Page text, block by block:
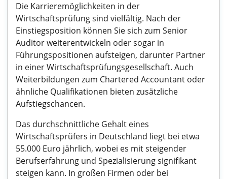
Die Karrieremöglichkeiten in der
Wirtschaftsprüfung sind vielfältig. Nach der
Einstiegsposition können Sie sich zum Senior
Auditor weiterentwickeln oder sogar in
Führungspositionen aufsteigen, darunter Partner
in einer Wirtschaftsprüfungsgesellschaft. Auch
Weiterbildungen zum Chartered Accountant oder
ähnliche Qualifikationen bieten zusätzliche
Aufstiegschancen.
Das durchschnittliche Gehalt eines
Wirtschaftsprüfers in Deutschland liegt bei etwa
55.000 Euro jährlich, wobei es mit steigender
Berufserfahrung und Spezialisierung signifikant
steigen kann. In großen Firmen oder bei